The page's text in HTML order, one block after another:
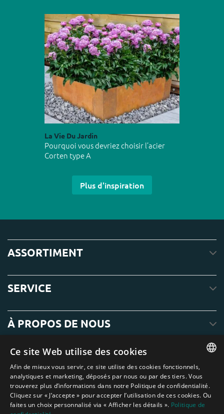
La Vie Du Jardin
Pourquoi vous devriez choisir l’acier
Corten type A
Plus d'inspiration
ASSORTIMENT
SERVICE
À PROPOS DE NOUS
ENGLISH
DUTCH
GERMAN
Ce site Web utilise des cookies
Afin de mieux vous servir, ce site utilise des cookies fonctionnels,
analytiques et marketing, déposés par nous ou par des tiers. Vous
trouverez plus d’informations dans notre Politique de confidentialité.
Cliquez sur « J’accepte » pour accepter l’utilisation de ces cookies. Ou
faites un choix personnalisé via « Afficher les détails ». Politique de